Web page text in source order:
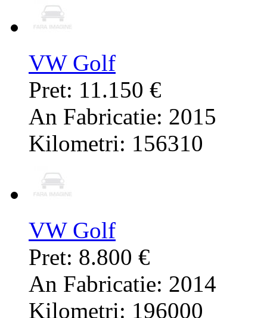
VW Golf
Pret: 11.150 €
An Fabricatie: 2015
Kilometri: 156310
VW Golf
Pret: 8.800 €
An Fabricatie: 2014
Kilometri: 196000